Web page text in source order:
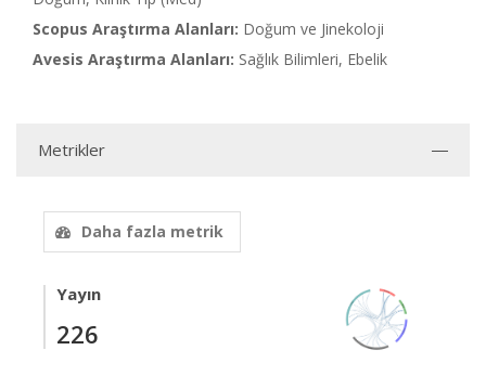
Scopus Araştırma Alanları: Doğum ve Jinekoloji
Avesis Araştırma Alanları: Sağlık Bilimleri, Ebelik
Metrikler
Daha fazla metrik
Yayın
226